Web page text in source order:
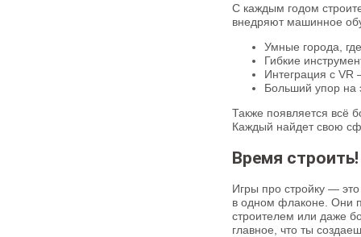
С каждым годом
внедряют машинное
Умные города,
Гибкие
Интеграция с
Больший упор на
Также появляется всё
Каждый найдет свою
Время строить!
Игры про стройку — это
в одном флаконе. Они
строителем или даже
главное, что ты